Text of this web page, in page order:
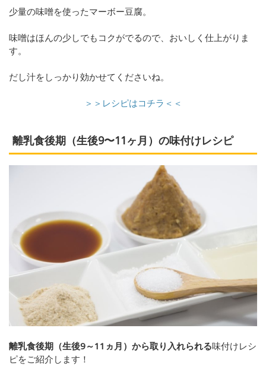
少量の味噌を使ったマーボー豆腐。
味噌はほんの少しでもコクがでるので、おいしく仕上がりま
す。
だし汁をしっかり効かせてくださいね。
＞＞レシピはコチラ＜＜
離乳食後期（生後9〜11ヶ月）の味付けレシピ
離乳食後期（生後9～11ヵ月）から取り入れられる味付けレシ
ピをご紹介します！